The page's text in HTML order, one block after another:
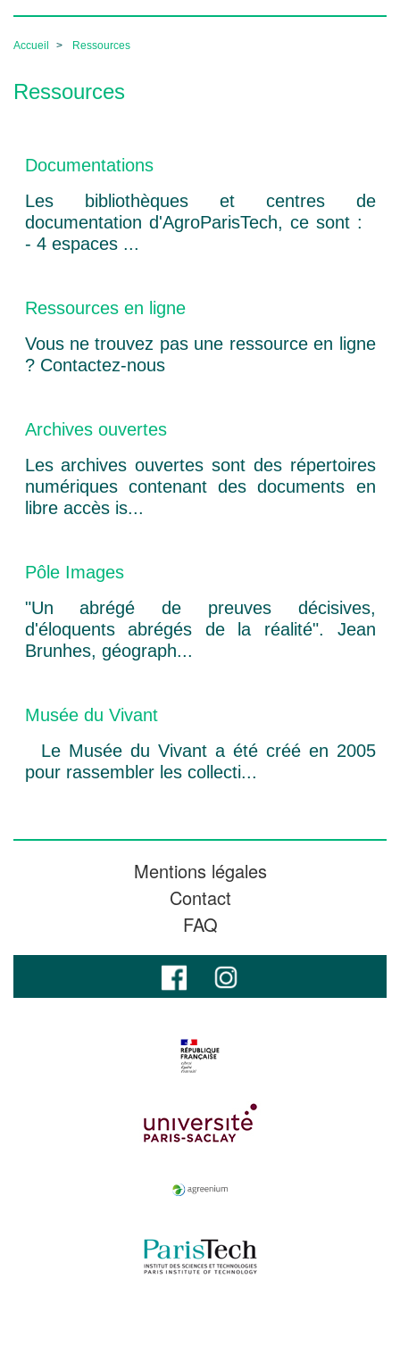
Accueil Ressources
Ressources
Documentations
Les bibliothèques et centres de
documentation d'AgroParisTech, ce sont :
- 4 espaces ...
Ressources en ligne
Vous ne trouvez pas une ressource en ligne
? Contactez-nous
Archives ouvertes
Les archives ouvertes sont des répertoires
numériques contenant des documents en
libre accès is...
Pôle Images
"Un abrégé de preuves décisives,
d'éloquents abrégés de la réalité". Jean
Brunhes, géograph...
Musée du Vivant
Le Musée du Vivant a été créé en 2005
pour rassembler les collecti...
Mentions légales
Contact
FAQ